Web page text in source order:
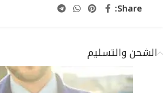
Share:
الشحن والتسليم